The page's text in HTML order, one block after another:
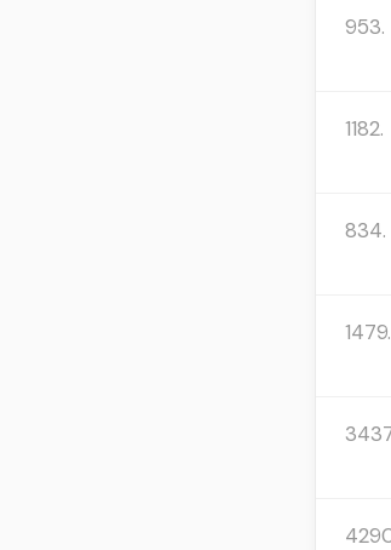
953.
1182.
834.
1479.